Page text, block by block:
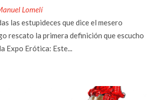
Lomelí
las estupideces que dice el mesero
rescato la primera definición que escucho
Expo Erótica: Este...